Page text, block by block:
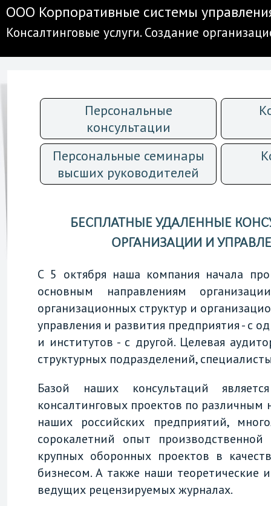
ООО Корпоративные системы
Консалтинговые услуги. Создание
Персональные
консультации
Персональные семинары
высших руководителей
БЕСПЛАТНЫЕ УДАЛЕННЫЕ
ОРГАНИЗАЦИИ И
С 5 октября наша компания начала
основным направлениям
организационных структур и
управления и развития предприятия - с
и институтов - с другой. Целевая
структурных подразделений,
Базой наших консультаций
консалтинговых проектов по
наших российских предприятий,
сорокалетний опыт
крупных оборонных проектов в
бизнесом. А также наши теоретические
ведущих рецензируемых журналах.